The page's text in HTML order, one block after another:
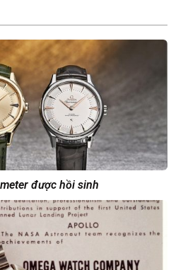
được hồi sinh